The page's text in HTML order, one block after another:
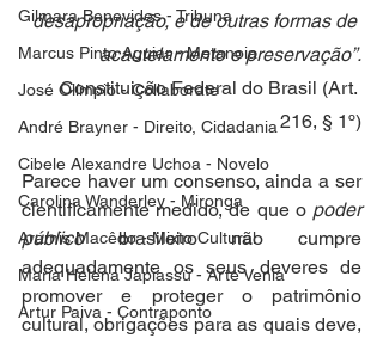
Gilmara Benevides - Tribuna
Marcus Pinto Aguiar - Metanoia
José Olímpio - Collaborate
André Brayner - Direito, Cidadania
Cibele Alexandre Uchoa - Novelo
Carolina Wanderley - Mironga
Aramis Macêdo - Mixto Cultural
Maria Helena Japiassu - Arte Venia
Artur Paiva - Contraponto
desapropriação, e de outras formas de
acautelamento e preservação”.
Constituição Federal do Brasil (Art.
216, § 1º)
Parece haver um consenso, ainda a ser
cientificamente medido, de que o poder
público brasileiro não cumpre
adequadamente os seus deveres de
promover e proteger o patrimônio
cultural, obrigações para as quais deve,